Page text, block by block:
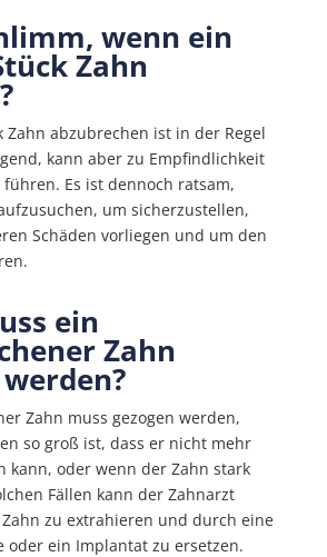
wenn ein
Zahn
Zahn abzubrechen ist in der Regel
kann aber zu Empfindlichkeit
Es ist dennoch ratsam,
um sicherzustellen,
Schäden vorliegen und um den
ein
Zahn
Zahn muss gezogen werden,
so groß ist, dass er nicht mehr
kann, oder wenn der Zahn stark
Fällen kann der Zahnarzt
zu extrahieren und durch eine
oder ein Implantat zu ersetzen.